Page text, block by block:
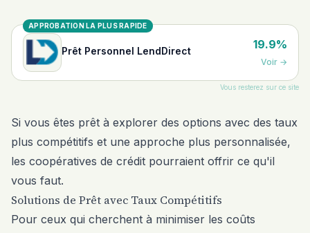
APPROBATION LA PLUS RAPIDE
Prêt Personnel LendDirect 19.9%
Voir →
Vous resterez sur ce site
Si vous êtes prêt à explorer des options avec des taux
plus compétitifs et une approche plus personnalisée,
les coopératives de crédit pourraient offrir ce qu'il
vous faut.
Solutions de Prêt avec Taux Compétitifs
Pour ceux qui cherchent à minimiser les coûts